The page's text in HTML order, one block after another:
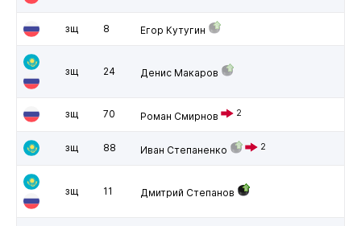
зщ 8 Егор Кутугин
зщ 24 Денис Макаров
зщ 70 Роман Смирнов 2
зщ 88 Иван Степаненко 2
зщ 11 Дмитрий Степанов